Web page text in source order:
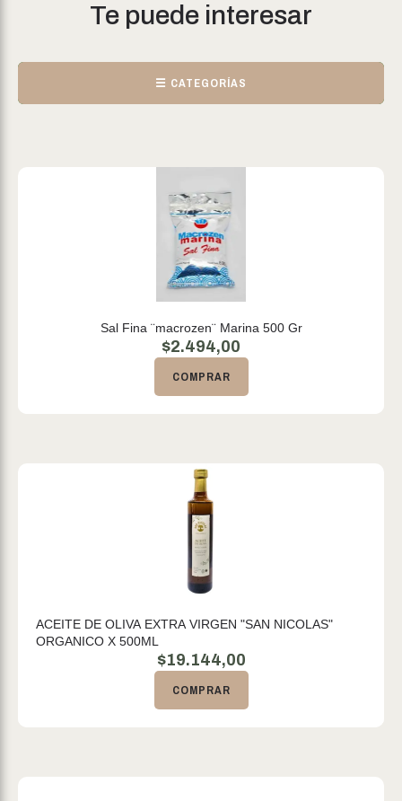
Te puede interesar
☰ CATEGORÍAS
Sal Fina ¨macrozen¨ Marina 500 Gr
$2.494,00
COMPRAR
ACEITE DE OLIVA EXTRA VIRGEN "SAN NICOLAS"
ORGANICO X 500ML
$19.144,00
COMPRAR